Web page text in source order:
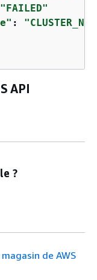
"FAILED"
:
API
?
de AWS